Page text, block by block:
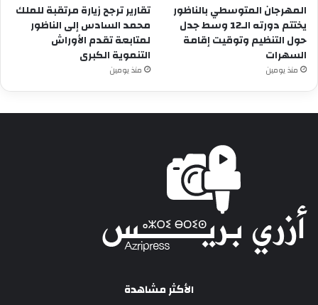
المهرجان المتوسطي بالناظور
يختتم دورته الـ12 وسط جدل
حول التنظيم وتوقيت إقامة
السهرات
منذ يومين
تقارير ترجح زيارة مرتقبة للملك
محمد السادس إلى الناظور
لمتابعة تقدم الأوراش
التنموية الكبرى
منذ يومين
الأكثر مشاهدة